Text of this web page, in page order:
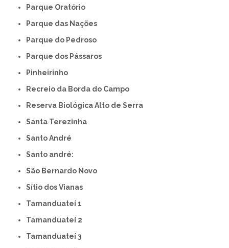
Parque Oratório
Parque das Nações
Parque do Pedroso
Parque dos Pássaros
Pinheirinho
Recreio da Borda do Campo
Reserva Biológica Alto de Serra
Santa Terezinha
Santo André
Santo andré:
São Bernardo Novo
Sítio dos Vianas
Tamanduateí 1
Tamanduateí 2
Tamanduateí 3